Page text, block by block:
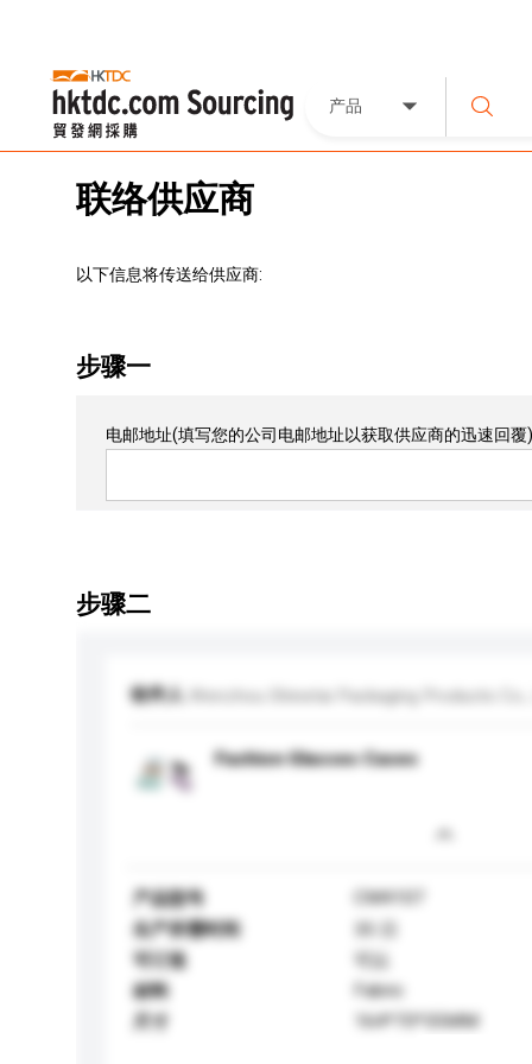
产品
联络供应商
以下信息将传送给供应商:
步骤一
电邮地址(填写您的公司电邮地址以获取供应商的迅速回覆)
步骤二
收件人 Wenzhou Shinetai Packaging Products
Fashion Glasses Cases
产品型号
CM4107
生产所需时间
可订造
可以
材料
Fabric
164*70*35MM